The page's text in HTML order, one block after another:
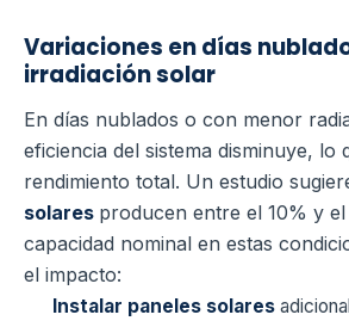
Variaciones en días
irradiación solar
En días nublados o con menor
eficiencia del sistema disminuye, lo
rendimiento total. Un estudio
solares producen entre el 10% y
capacidad nominal en estas
el impacto:
Instalar paneles solares